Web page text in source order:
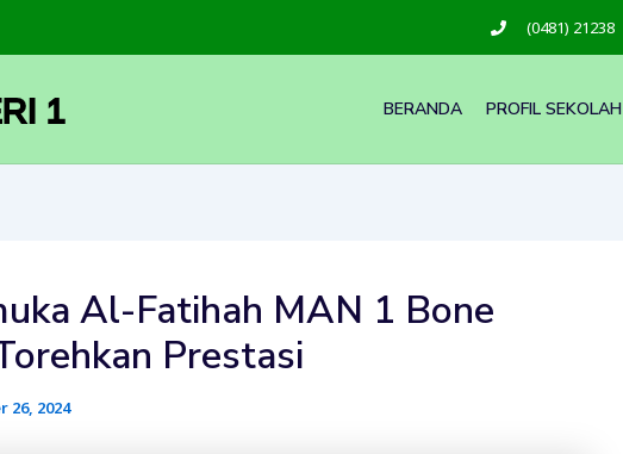
(0481) 21238
1
BERANDA PROFIL SEKOLAH
Al-Fatihah MAN 1 Bone
Prestasi
26, 2024